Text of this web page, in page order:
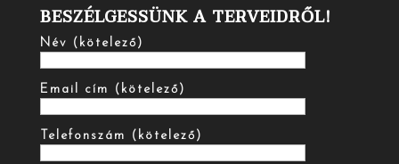
BESZÉLGESSÜNK A TERVEIDRŐL!
Név (kötelező)
Email cím (kötelező)
Telefonszám (kötelező)